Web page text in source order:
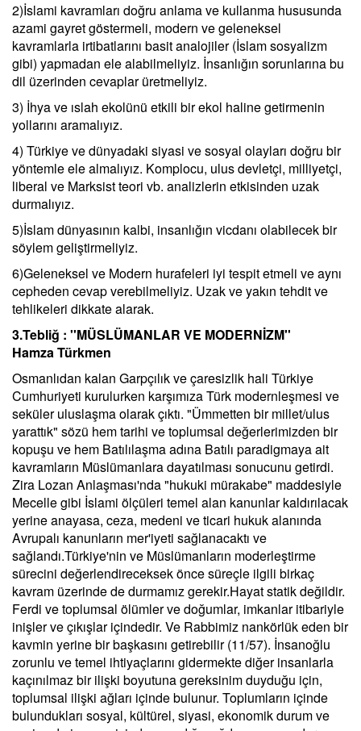
2)İslami kavramları doğru anlama ve kullanma hususunda
azami gayret göstermeli, modern ve geleneksel
kavramlarla irtibatlarını basit analojiler (İslam sosyalizm
gibi) yapmadan ele alabilmeliyiz. İnsanlığın sorunlarına bu
dil üzerinden cevaplar üretmeliyiz.
3) İhya ve ıslah ekolünü etkili bir ekol haline getirmenin
yollarını aramalıyız.
4) Türkiye ve dünyadaki siyasi ve sosyal olayları doğru bir
yöntemle ele almalıyız. Komplocu, ulus devletçi, milliyetçi,
liberal ve Marksist teori vb. analizlerin etkisinden uzak
durmalıyız.
5)İslam dünyasının kalbi, insanlığın vicdanı olabilecek bir
söylem geliştirmeliyiz.
6)Geleneksel ve Modern hurafeleri iyi tespit etmeli ve aynı
cepheden cevap verebilmeliyiz. Uzak ve yakın tehdit ve
tehlikeleri dikkate alarak.
3.Tebliğ : ''MÜSLÜMANLAR VE MODERNİZM''
Hamza Türkmen
Osmanlıdan kalan Garpçılık ve çaresizlik hali Türkiye
Cumhuriyeti kurulurken karşımıza Türk modernleşmesi ve
seküler uluslaşma olarak çıktı. "Ümmetten bir millet/ulus
yarattık" sözü hem tarihi ve toplumsal değerlerimizden bir
kopuşu ve hem Batılılaşma adına Batılı paradigmaya ait
kavramların Müslümanlara dayatılması sonucunu getirdi.
Zira Lozan Anlaşması'nda "hukuki mürakabe" maddesiyle
Mecelle gibi İslami ölçüleri temel alan kanunlar kaldırılacak
yerine anayasa, ceza, medeni ve ticari hukuk alanında
Avrupalı kanunların mer'iyeti sağlanacaktı ve
sağlandı.Türkiye'nin ve Müslümanların moderleştirme
sürecini değerlendireceksek önce süreçle ilgili birkaç
kavram üzerinde de durmamız gerekir.Hayat statik değildir.
Ferdi ve toplumsal ölümler ve doğumlar, imkanlar itibariyle
inişler ve çıkışlar içindedir. Ve Rabbimiz nankörlük eden bir
kavmin yerine bir başkasını getirebilir (11/57). İnsanoğlu
zorunlu ve temel ihtiyaçlarını gidermekte diğer insanlarla
kaçınılmaz bir ilişki boyutuna gereksinim duyduğu için,
toplumsal ilişki ağları içinde bulunur. Toplumların içinde
bulundukları sosyal, kültürel, siyasi, ekonomik durum ve